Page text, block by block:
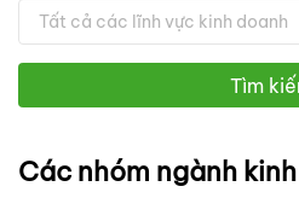
Tìm
Các nhóm ngành